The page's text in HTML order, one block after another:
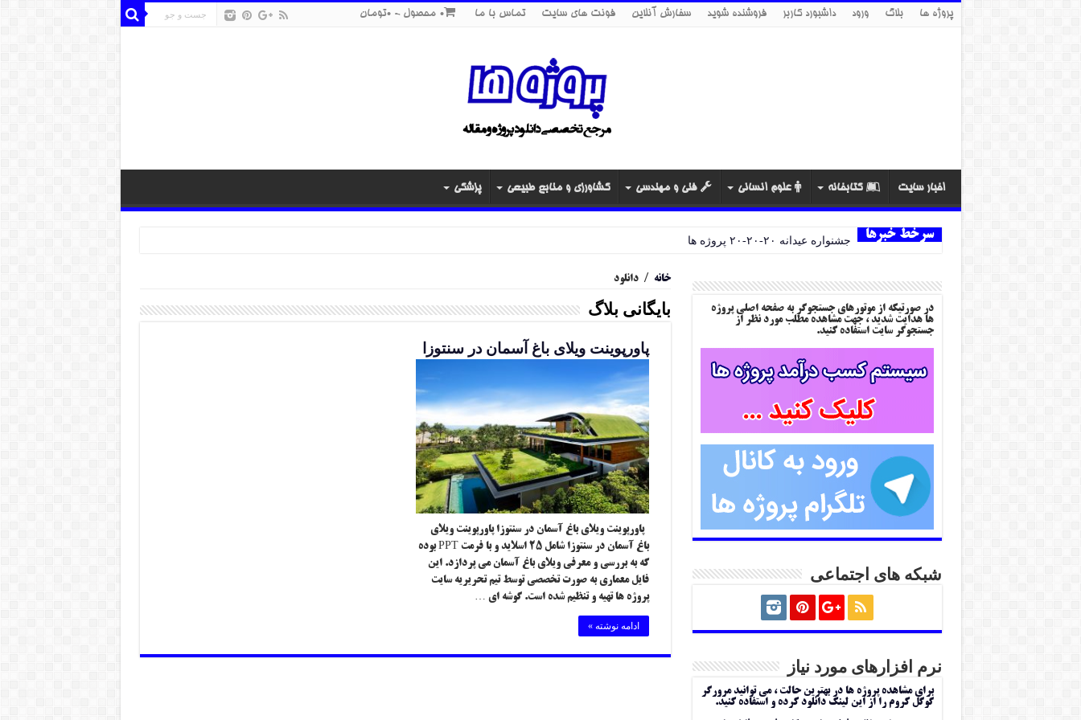
پروژه ها بلاگ ورود داشبورد کاربر فروشنده شوید سفارش آنلاین فونت های سایت تماس با ما 0 محصول 0تومان
اخبار سایت کتابخانه علوم انسانی فنی و مهندسی کشاورزی و منابع طبیعی پزشکی
سرخط خبرها جشنواره عیدانه ۲۰-۲۰-۲۰ پروژه ها
خانه / دانلود
بایگانی بلاگ
پاورپوینت ویلای باغ آسمان در سنتوزا
پاورپوینت ویلای باغ آسمان در سنتوزا پاورپوینت ویلای
باغ آسمان در سنتوزا شامل ۲۵ اسلاید و با فرمت PPT بوده
که به بررسی و معرفی ویلای باغ آسمان می پردازد. این
فایل معماری به صورت تخصصی توسط تیم تحریریه سایت
پروژه ها تهیه و تنظیم شده است. گوشه ای …
ادامه نوشته »
در صورتیکه از موتورهای جستجوگر به صفحه اصلی پروژه
ها هدایت شدید ، جهت مشاهده مطلب مورد نظر از
جستجوگر سایت استفاده کنید.
شبکه های اجتماعی
نرم افزارهای مورد نیاز
برای مشاهده پروژه ها در بهترین حالت ، می توانید مرورگر
گوگل کروم را از این لینک دانلود کرده و استفاده کنید.